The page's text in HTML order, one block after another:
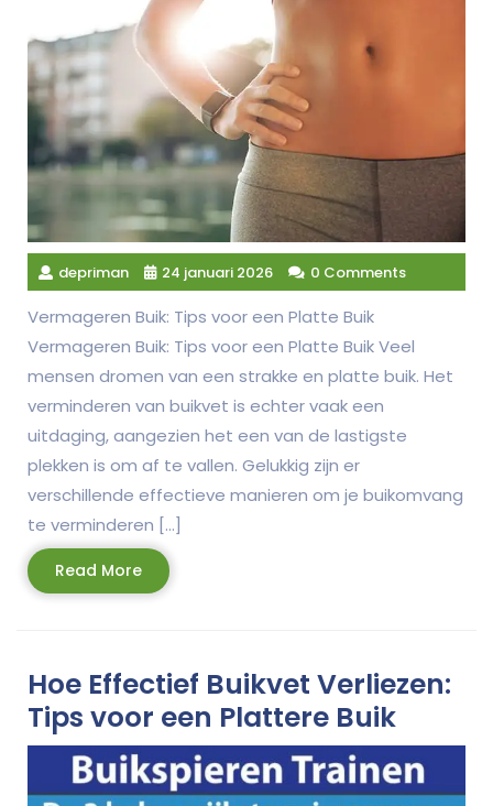
depriman 24 januari 2026 0 Comments
Vermageren Buik: Tips voor een Platte Buik
Vermageren Buik: Tips voor een Platte Buik Veel
mensen dromen van een strakke en platte buik. Het
verminderen van buikvet is echter vaak een
uitdaging, aangezien het een van de lastigste
plekken is om af te vallen. Gelukkig zijn er
verschillende effectieve manieren om je buikomvang
te verminderen […]
Read MoreRead
More
Hoe Effectief Buikvet Verliezen:
Tips voor een Plattere Buik